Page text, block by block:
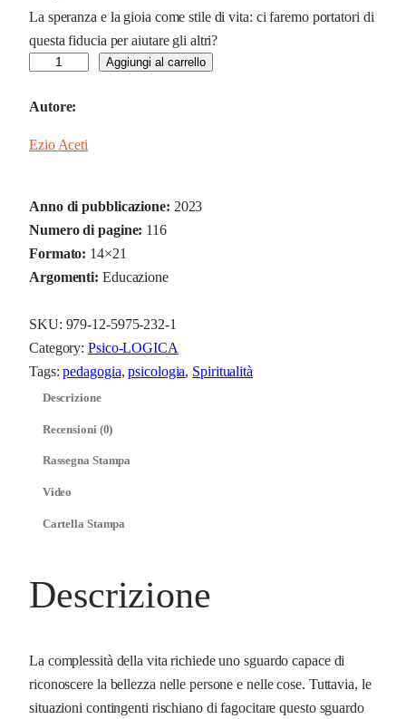
La speranza e la gioia come stile di vita: ci faremo portatori di
questa fiducia per aiutare gli altri?
p
d
g
o
g
i
d
i
D
t
à
Aggiungi al carrello
Autore:
Ezio Aceti
Anno di pubblicazione: 2023
Numero di pagine: 116
Formato: 14×21
Argomenti: Educazione
SKU: 979-12-5975-232-1
Category:Psico-LOGICA
Tags:pedagogia, psicologia, Spiritualità
Descrizione
Recensioni (0)
Rassegna Stampa
Video
Cartella Stampa
Descrizione
La complessità della vita richiede uno sguardo capace di
riconoscere la bellezza nelle persone e nelle cose. Tuttavia, le
situazioni contingenti rischiano di fagocitare questo sguardo